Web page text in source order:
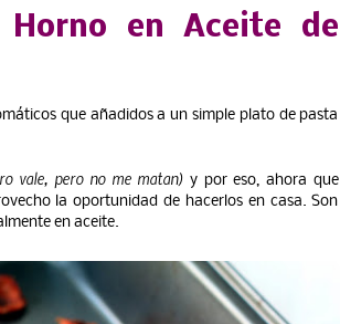
Horno en Aceite de
que añadidos a un simple plato de pasta
vale, pero no me matan) y por eso, ahora que
la oportunidad de hacerlos en casa. Son
en aceite.